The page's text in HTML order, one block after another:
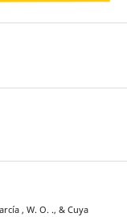
, W. O. ., & Cuya